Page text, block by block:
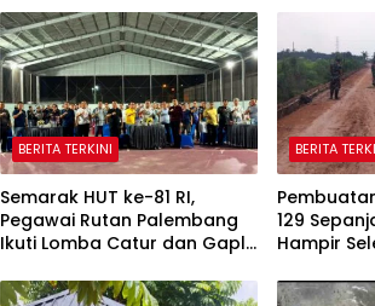
BERITA TERKINI
Semarak HUT ke-81 RI,
Pegawai Rutan Palembang
Ikuti Lomba Catur dan Gaple
BERITA
129
Hampir